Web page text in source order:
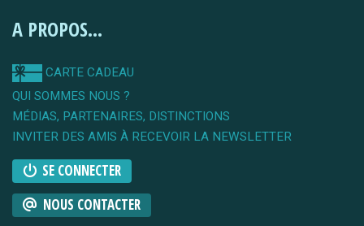
A PROPOS...
CARTE CADEAU
QUI SOMMES NOUS ?
MÉDIAS, PARTENAIRES, DISTINCTIONS
INVITER DES AMIS À RECEVOIR LA NEWSLETTER
SE CONNECTER
NOUS CONTACTER